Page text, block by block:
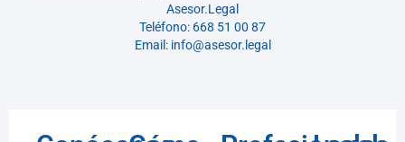
Asesor.Legal
Teléfono: 668 51 00 87
Email: info@asesor.legal